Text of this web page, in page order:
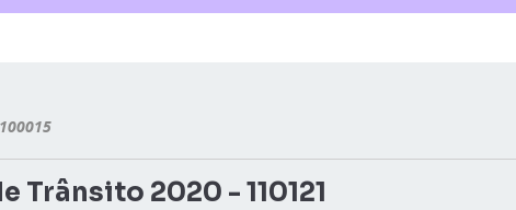
Trânsito 2020 - 110121